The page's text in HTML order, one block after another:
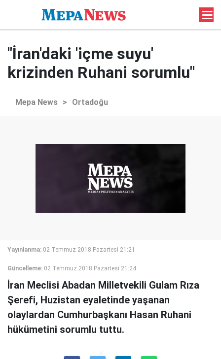
"İran'daki 'içme suyu'
krizinden Ruhani sorumlu"
Mepa News > Ortadoğu
Yayınlanma: 02 Temmuz 2018 Pazartesi 21:21
Güncelleme: 02 Temmuz 2018 Pazartesi 21:24
İran Meclisi Abadan Milletvekili Gulam Rıza
Şerefi, Huzistan eyaletinde yaşanan
olaylardan Cumhurbaşkanı Hasan Ruhani
hükümetini sorumlu tuttu.